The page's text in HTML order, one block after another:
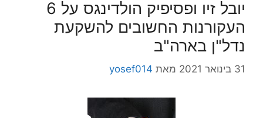
יובל זיו ופסיפיק הולדינגס על 6
העקורנות החשובים להשקעת
נדל"ן בארה"ב
31 בינואר 2021 מאת yosef014